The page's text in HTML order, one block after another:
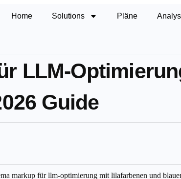
Home Solutions Pläne
LLM-
Guide